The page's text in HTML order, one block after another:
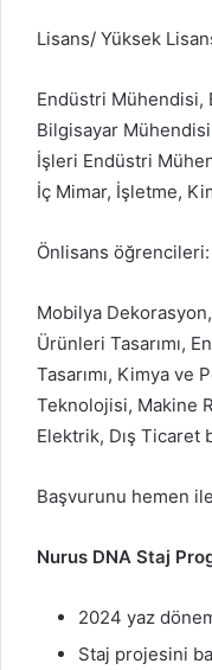
Lisans/ Yüksek
Endüstri Mühendisi,
Bilgisayar
İşleri Endüstri
İç Mimar, İşletme,
Önlisans öğrencileri:
Mobilya
Ürünleri Tasarımı,
Tasarımı, Kimya ve
Teknolojisi, Makine
Elektrik, Dış
Başvurunu hemen
Nurus DNA Staj
2024 yaz
Staj projesini